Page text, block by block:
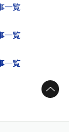
一覧
一覧
一覧
ページトップへ